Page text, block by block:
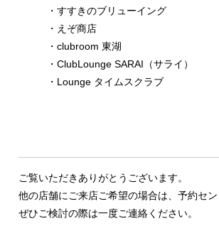
・すすきのブリューイング
・えぞ商店
・clubroom 東湖
・ClubLounge SARAI（サライ）
・Lounge タイムスクラブ
ご覧いただきありがとうございます。
他の店舗にご来店ご希望の場合は、予約セ
ぜひご検討の際は一度ご連絡ください。